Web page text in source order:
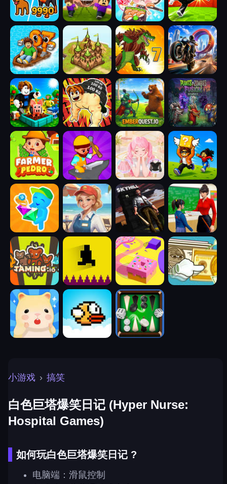
小游戏 › 搞笑
白色巨塔爆笑日记 (Hyper Nurse:
Hospital Games)
如何玩白色巨塔爆笑日记 ?
电脑端：滑鼠控制